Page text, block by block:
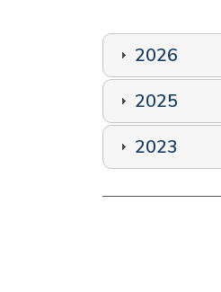
2026
2025
2023